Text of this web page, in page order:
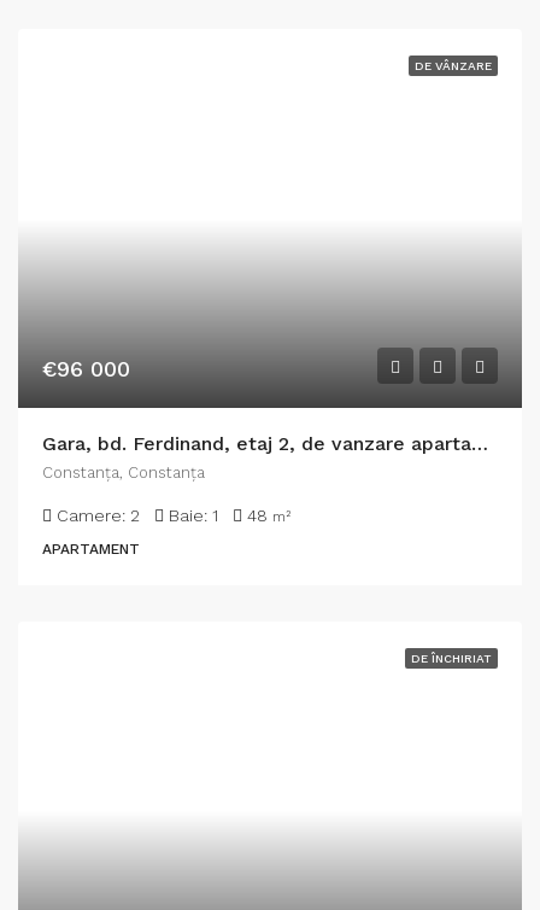
DE VÂNZARE
€96 000
Gara, bd. Ferdinand, etaj 2, de vanzare apartament 2 camere
Constanţa, Constanța
Camere: 2 Baie: 1 48 m²
APARTAMENT
DE ÎNCHIRIAT